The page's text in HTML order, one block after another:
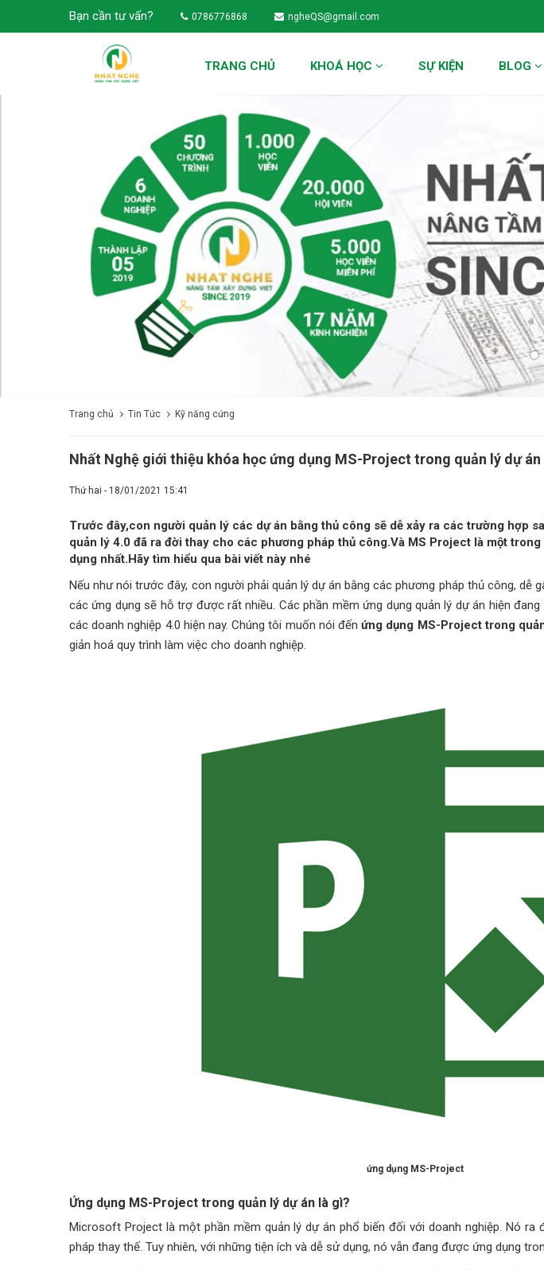
Bạn cần tư vấn? 0786776868 ngheQS@gmail.com
TRANG CHỦ KHOÁ HỌC SỰ KIỆN BLOG
Trang chủ Tin Tức Kỹ năng cứng
Nhất Nghệ giới thiệu khóa học ứng dụng MS-Project trong quản lý dự án
Thứ hai - 18/01/2021 15:41
Trước đây,con người quản lý các dự án bằng thủ công sẽ dễ xảy ra các trường hợp
quản lý 4.0 đã ra đời thay cho các phương pháp thủ công.Và MS Project là một
dụng nhất.Hãy tìm hiểu qua bài viết này nhé
Nếu như nói trước đây, con người phải quản lý dự án bằng các phương pháp thủ công, dễ
các ứng dụng sẽ hỗ trợ được rất nhiều. Các phần mềm ứng dụng quản lý dự án hiện
các doanh nghiệp 4.0 hiện nay. Chúng tôi muốn nói đếnứng dụng MS-Project trong
giản hoá quy trình làm việc cho doanh nghiệp.
ứng dụng MS-Project
Ứng dụng MS-Project trong quản lý dự án là gì?
Microsoft Project là một phần mềm quản lý dự án phổ biến đối với doanh nghiệp. Nó ra
pháp thay thế. Tuy nhiên, với những tiện ích và dễ sử dụng, nó vẫn đang được ứng dụng